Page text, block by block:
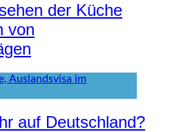
der Küche
von
auf Deutschland?